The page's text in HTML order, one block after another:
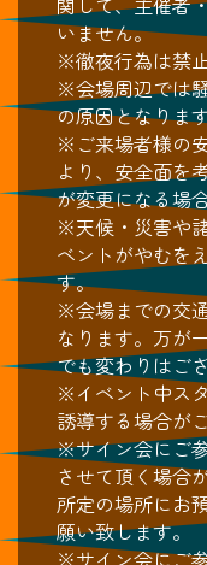
いません。
※徹夜行為は禁
※会場周辺では
の原因となります
※ご来場者様の
より、安全面を
が変更になる場
※天候・災害や
ベントがやむを
す。
※会場までの交
なります。万が
でも変わりはご
※イベント中ス
誘導する場合が
※サイン会にご
させて頂く場合
所定の場所にお
願い致します。
※サイン会にご